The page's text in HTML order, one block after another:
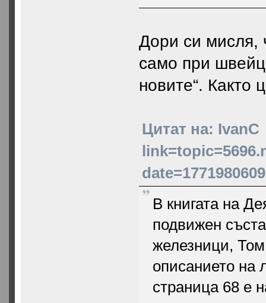
Дори си мисля,
само при
новите“. Както
Цитат на: IvanC
date=1771980609
В книгата на
подвижен
железници, Том
описанието на
страница 68 е